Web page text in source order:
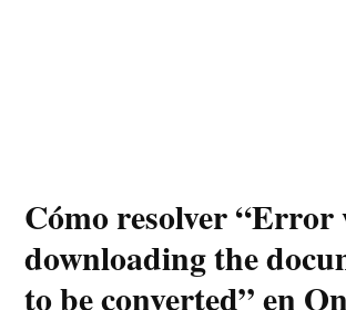
Cómo resolver “Error
downloading the
to be converted” en